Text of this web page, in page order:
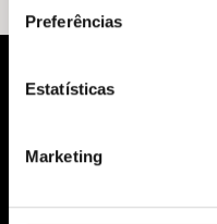
Preferências
Estatísticas
Marketing